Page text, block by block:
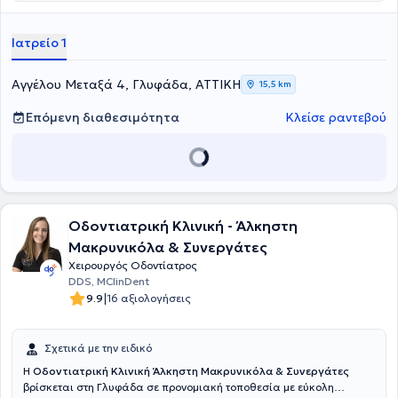
Χειρουργικής. Η συνεχής της επιμόρφωση την έχει εξοπλίσει με τις
κατάλληλες γνώσεις στον κλάδο της γναθοχειρουργικής, για αυτό
Στοματικής και Γναθοπροσωπικής Χειρουργικής.
Ιατρείο 1
Αγγέλου Μεταξά 4, Γλυφάδα, ΑΤΤΙΚΗ 15,5 km
Επόμενη διαθεσιμότητα Κλείσε ραντεβού
Οδοντιατρική Κλινική - Άλκηστη
Μακρυνικόλα & Συνεργάτες
Χειρουργός Οδοντίατρος
DDS, MClinDent
9.9|16 αξιολογήσεις
Σχετικά με την ειδικό
Η Οδοντιατρική Κλινική Άλκηστη Μακρυνικόλα & Συνεργάτες
βρίσκεται στη Γλυφάδα σε προνομιακή τοποθεσία με εύκολη